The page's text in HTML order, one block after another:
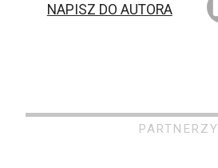
NAPISZ DO AUTORA
PARTNERZY